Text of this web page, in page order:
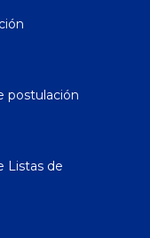
postulación
Listas de